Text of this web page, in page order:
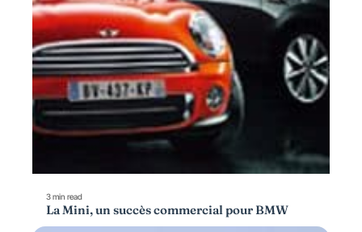
3 min read
La Mini, un succès commercial pour BMW